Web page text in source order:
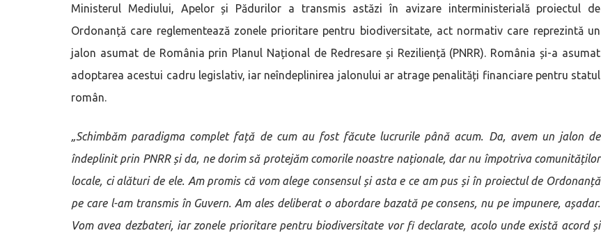
Ministerul Mediului, Apelor și Pădurilor a transmis astăzi în avizare interministerială proiectul de
Ordonanță care reglementează zonele prioritare pentru biodiversitate, act normativ care reprezintă un
jalon asumat de România prin Planul Național de Redresare și Reziliență (PNRR). România și-a asumat
adoptarea acestui cadru legislativ, iar neîndeplinirea jalonului ar atrage penalități financiare pentru statul
român.
„Schimbăm paradigma complet față de cum au fost făcute lucrurile până acum. Da, avem un jalon de
îndeplinit prin PNRR și da, ne dorim să protejăm comorile noastre naționale, dar nu împotriva comunităților
locale, ci alături de ele. Am promis că vom alege consensul și asta e ce am pus și în proiectul de Ordonanță
pe care l-am transmis în Guvern. Am ales deliberat o abordare bazată pe consens, nu pe impunere, așadar.
Vom avea dezbateri, iar zonele prioritare pentru biodiversitate vor fi declarate, acolo unde există acord și